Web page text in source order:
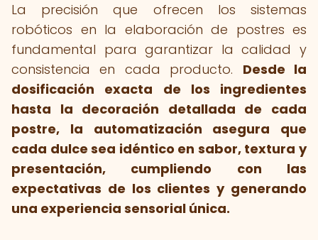
La precisión que ofrecen los sistemas
robóticos en la elaboración de postres es
fundamental para garantizar la calidad y
consistencia en cada producto. Desde la
dosificación exacta de los ingredientes
hasta la decoración detallada de cada
postre, la automatización asegura que
cada dulce sea idéntico en sabor, textura y
presentación, cumpliendo con las
expectativas de los clientes y generando
una experiencia sensorial única.